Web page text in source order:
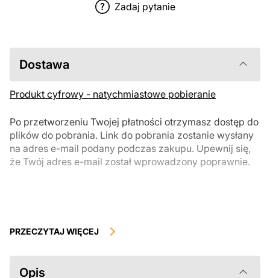
Zadaj pytanie
Dostawa
Produkt cyfrowy - natychmiastowe pobieranie
Po przetworzeniu Twojej płatności otrzymasz dostęp do
plików do pobrania. Link do pobrania zostanie wysłany
na adres e-mail podany podczas zakupu. Upewnij się,
że Twój adres e-mail został wprowadzony poprawnie.
podlegają zwrotowi ani wymianie po ich pobraniu. Zalecamy
przed zakupem. Jeśli masz jakiekolwiek problemy z zamówieniem,
skontaktuj się bezpośrednio ze sprzedawcą.
PRZECZYTAJ WIĘCEJ
Opis